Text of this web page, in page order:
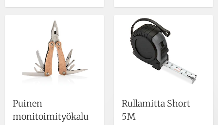
Puinen
monitoimityökalu
Rullamitta Short
5M